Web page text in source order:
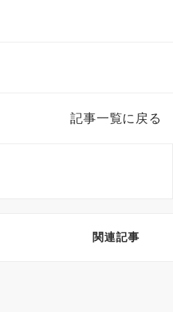
記事一覧に戻る
関連記事